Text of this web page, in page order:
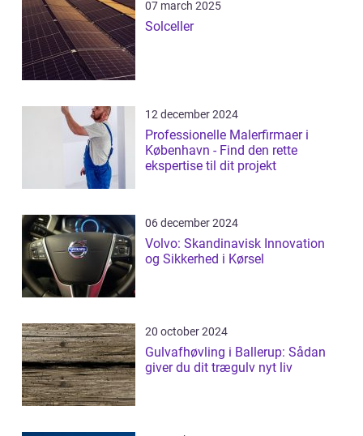
07 march 2025
Solceller
12 december 2024
Professionelle Malerfirmaer i
København - Find den rette
ekspertise til dit projekt
06 december 2024
Volvo: Skandinavisk Innovation
og Sikkerhed i Kørsel
20 october 2024
Gulvafhøvling i Ballerup: Sådan
giver du dit trægulv nyt liv